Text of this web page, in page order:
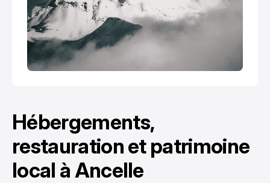
Hébergements,
restauration et patrimoine
local à Ancelle